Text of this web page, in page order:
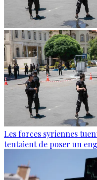
Les forces syriennes
tentaient de poser un